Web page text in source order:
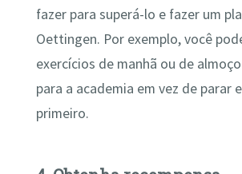
fazer para superá-lo e fazer um
Oettingen. Por exemplo, você
exercícios de manhã ou de
para a academia em vez de parar
primeiro.